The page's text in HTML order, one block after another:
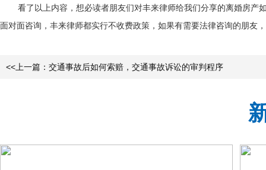
看了以上内容，想必读者朋友们对丰来律师给我们分享的离婚房
面对面咨询，丰来律师都实行不收费政策，如果有需要法律咨询的朋友
<<上一篇：交通事故后如何索赔，交通事故诉讼的审判程序